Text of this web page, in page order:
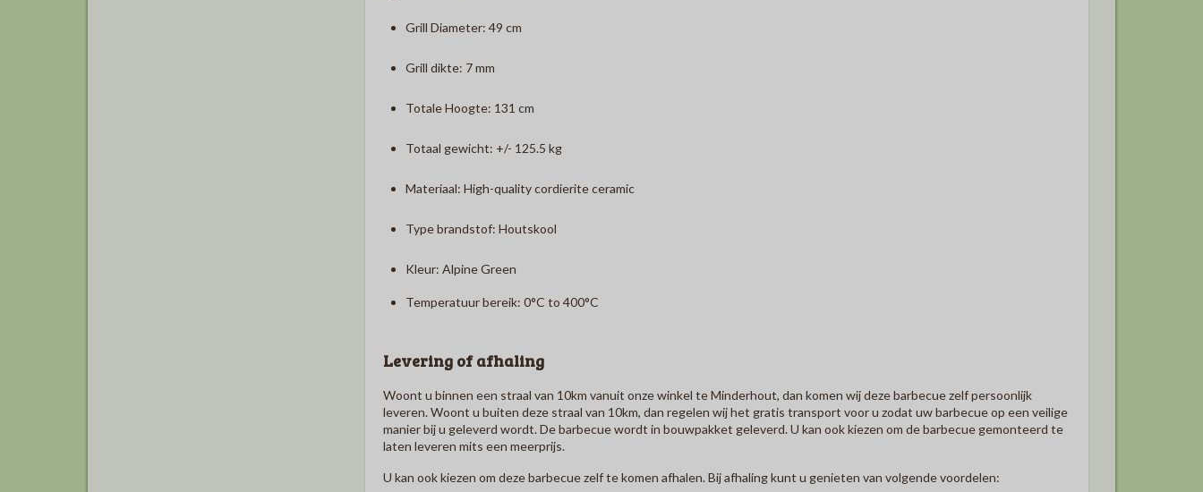
Grill Diameter: 49 cm
Grill dikte: 7 mm
Totale Hoogte: 131 cm
Totaal gewicht: +/- 125.5 kg
Materiaal: High-quality cordierite ceramic
Type brandstof: Houtskool
Kleur: Alpine Green
Temperatuur bereik: 0°C to 400°C
Levering of afhaling
Woont u binnen een straal van 10km vanuit onze winkel te Minderhout, dan komen wij deze barbecue zelf persoonlijk
leveren. Woont u buiten deze straal van 10km, dan regelen wij het gratis transport voor u zodat uw barbecue op een veilige
manier bij u geleverd wordt. De barbecue wordt in bouwpakket geleverd. U kan ook kiezen om de barbecue gemonteerd te
laten leveren mits een meerprijs.
U kan ook kiezen om deze barbecue zelf te komen afhalen. Bij afhaling kunt u genieten van volgende voordelen: